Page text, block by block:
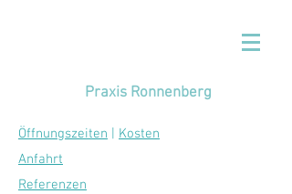
Praxis Ronnenberg
Öffnungszeiten
Kosten
Anfahrt
Referenzen